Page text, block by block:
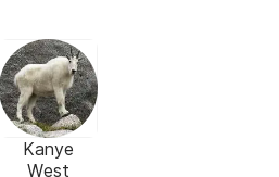
Kanye
West